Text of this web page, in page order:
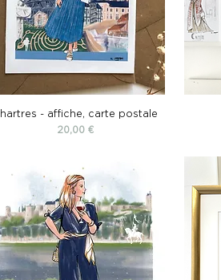
- affiche, carte postale
Prix
20,00 €